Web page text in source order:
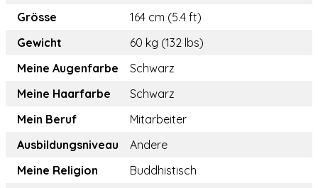
Grösse
164 cm (5.4 ft)
Gewicht
60 kg (132 lbs)
Meine Augenfarbe
Schwarz
Meine Haarfarbe
Schwarz
Mein Beruf
Mitarbeiter
Ausbildungsniveau
Andere
Meine Religion
Buddhistisch